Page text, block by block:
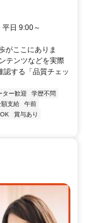
日 9:00～
がここにありま
テンツなどを実際
認する「品質チェッ
ター歓迎
学歴不問
額支給
午前
賞与あり